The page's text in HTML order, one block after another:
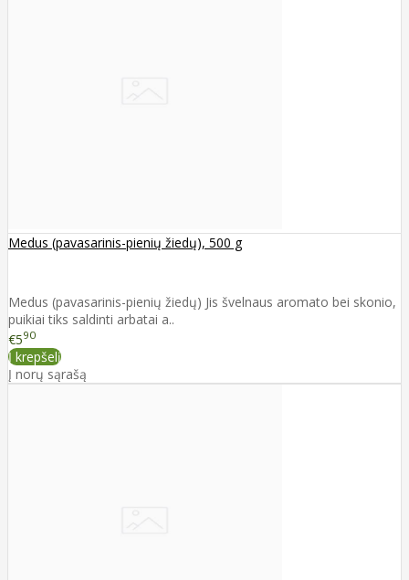
Medus (pavasarinis-pienių žiedų), 500 g
Medus (pavasarinis-pienių žiedų) Jis švelnaus aromato bei skonio,
puikiai tiks saldinti arbatai a..
€590
Į krepšelį
Į norų sąrašą